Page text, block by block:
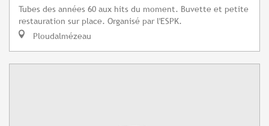
Tubes des années 60 aux hits du moment. Buvette et petite
restauration sur place. Organisé par l'ESPK.
Ploudalmézeau